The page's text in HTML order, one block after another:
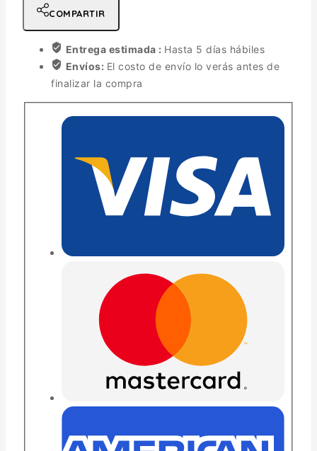
COMPARTIR
Entrega estimada : Hasta 5 días hábiles
Envíos: El costo de envío lo verás antes de
finalizar la compra